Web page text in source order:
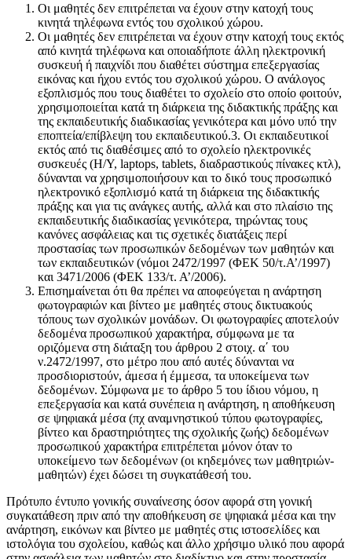
Οι μαθητές δεν επιτρέπεται να έχουν στην κατοχή τους
κινητά τηλέφωνα εντός του σχολικού χώρου.
Οι μαθητές δεν επιτρέπεται να έχουν στην κατοχή τους εκτός
από κινητά τηλέφωνα και οποιαδήποτε άλλη ηλεκτρονική
συσκευή ή παιχνίδι που διαθέτει σύστημα επεξεργασίας
εικόνας και ήχου εντός του σχολικού χώρου. Ο ανάλογος
εξοπλισμός που τους διαθέτει το σχολείο στο οποίο φοιτούν,
χρησιμοποιείται κατά τη διάρκεια της διδακτικής πράξης και
της εκπαιδευτικής διαδικασίας γενικότερα και μόνο υπό την
εποπτεία/επίβλεψη του εκπαιδευτικού.3. Οι εκπαιδευτικοί
εκτός από τις διαθέσιμες από το σχολείο ηλεκτρονικές
συσκευές (H/Y, laptops, tablets, διαδραστικούς πίνακες κτλ),
δύνανται να χρησιμοποιήσουν και το δικό τους προσωπικό
ηλεκτρονικό εξοπλισμό κατά τη διάρκεια της διδακτικής
πράξης και για τις ανάγκες αυτής, αλλά και στο πλαίσιο της
εκπαιδευτικής διαδικασίας γενικότερα, τηρώντας τους
κανόνες ασφάλειας και τις σχετικές διατάξεις περί
προστασίας των προσωπικών δεδομένων των μαθητών και
των εκπαιδευτικών (νόμοι 2472/1997 (ΦΕΚ 50/τ.Α’/1997)
και 3471/2006 (ΦΕΚ 133/τ. Α’/2006).
Επισημαίνεται ότι θα πρέπει να αποφεύγεται η ανάρτηση
φωτογραφιών και βίντεο με μαθητές στους δικτυακούς
τόπους των σχολικών μονάδων. Οι φωτογραφίες αποτελούν
δεδομένα προσωπικού χαρακτήρα, σύμφωνα με τα
οριζόμενα στη διάταξη του άρθρου 2 στοιχ. α΄ του
ν.2472/1997, στο μέτρο που από αυτές δύνανται να
προσδιοριστούν, άμεσα ή έμμεσα, τα υποκείμενα των
δεδομένων. Σύμφωνα με το άρθρο 5 του ίδιου νόμου, η
επεξεργασία και κατά συνέπεια η ανάρτηση, η αποθήκευση
σε ψηφιακά μέσα (πχ αναμνηστικού τύπου φωτογραφίες,
βίντεο και δραστηριότητες της σχολικής ζωής) δεδομένων
προσωπικού χαρακτήρα επιτρέπεται μόνον όταν το
υποκείμενο των δεδομένων (οι κηδεμόνες των μαθητριών-
μαθητών) έχει δώσει τη συγκατάθεσή του.
Πρότυπο έντυπο γονικής συναίνεσης όσον αφορά στη γονική
συγκατάθεση πριν από την αποθήκευση σε ψηφιακά μέσα και την
ανάρτηση, εικόνων και βίντεο με μαθητές στις ιστοσελίδες και
ιστολόγια του σχολείου, καθώς και άλλο χρήσιμο υλικό που αφορά